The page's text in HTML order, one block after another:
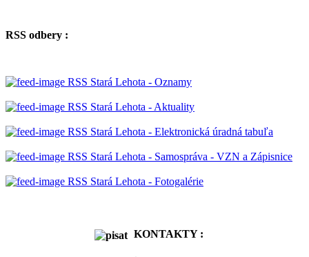
RSS odbery :
RSS Stará Lehota - Oznamy
RSS Stará Lehota - Aktuality
RSS Stará Lehota - Elektronická úradná tabuľa
RSS Stará Lehota - Samospráva - VZN a Zápisnice
RSS Stará Lehota - Fotogalérie
KONTAKTY :